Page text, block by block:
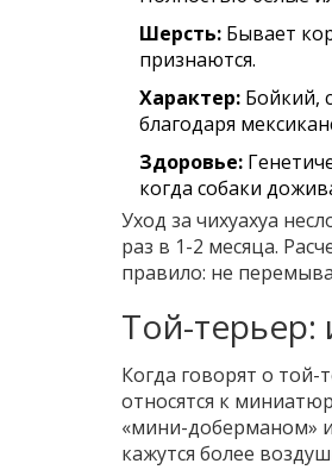
Шерсть: Бывает
признаются.
Характер: Бойкий,
благодаря
Здоровье:
когда собаки
Уход за чихуахуа
раз в 1-2 месяца.
правило: не
Той-терьер:
Когда говорят о той-
относятся к
«мини-доберманом»
кажутся более